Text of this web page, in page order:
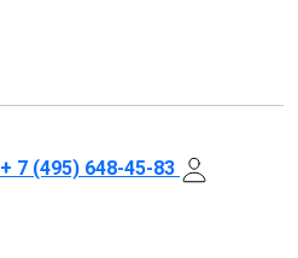
+ 7 (495) 648-45-83